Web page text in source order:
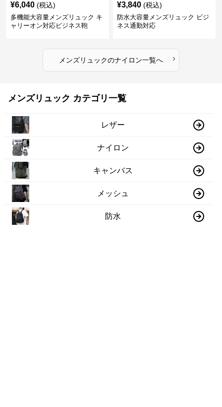
¥6,040 (税込)
多機能大容量メンズリュック キ
ャリーオン対応ビジネス鞄
¥3,840 (税込)
防水大容量メンズリュック ビジ
ネス通勤対応
メンズリュックのナイロン一覧へ ›
メンズリュック カテゴリ一覧
レザー
ナイロン
キャンバス
メッシュ
防水